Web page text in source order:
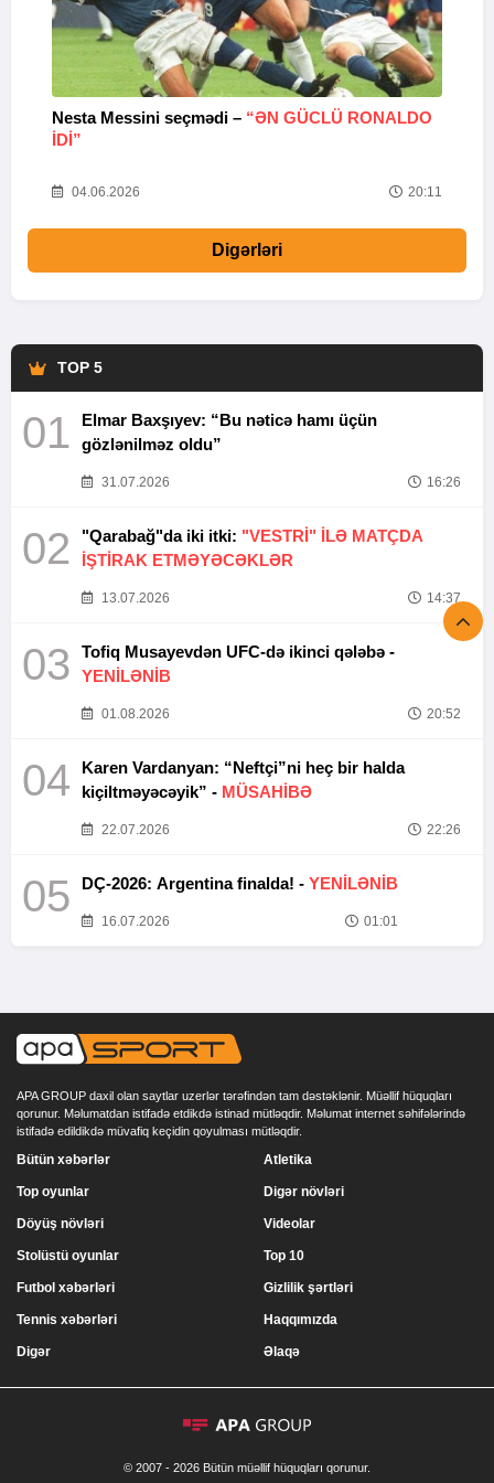
Nesta Messini seçmədi – “ƏN GÜCLÜ RONALDO
IDI”
04.06.2026 20:11
Digərləri
TOP 5
01
Elmar Baxşıyev: “Bu nəticə hamı üçün
gözlənilməz oldu”
31.07.2026 16:26
02 "Qarabağ"da iki itki: "VESTRİ" İLƏ MATÇDA
İŞTİRAK ETMƏYƏCƏKLƏR
13.07.2026 14:37
03
Tofiq Musayevdən UFC-də ikinci qələbə -
YENİLƏNİB
01.08.2026 20:52
04
Karen Vardanyan: “Neftçi”ni heç bir halda
kiçiltməyəcəyik” - MÜSAHİBƏ
22.07.2026 22:26
05 DÇ-2026: Argentina finalda! - YENİLƏNİB
16.07.2026 01:01
APA GROUP daxil olan saytlar uzerlər tərəfindən tam dəstəklənir. Müəllif hüquqları
qorunur. Məlumatdan istifadə etdikdə istinad mütləqdir. Məlumat internet səhifələrində
istifadə edildikdə müvafiq keçidin qoyulması mütləqdir.
Bütün xəbərlər
Top oyunlar
Döyüş növləri
Stolüstü oyunlar
Atletika
Digər növləri
Videolar
Top 10
Futbol xəbərləri
Tennis xəbərləri
Digər
Gizlilik şərtləri
Haqqımızda
Əlaqə
© 2007 - 2026 Bütün müəllif hüquqları qorunur.